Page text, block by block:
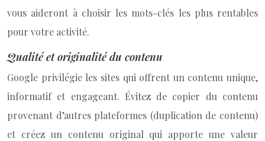
vous aideront à choisir les mots-clés les plus rentables
pour votre activité.
Qualité et originalité du contenu
Google privilégie les sites qui offrent un contenu unique,
informatif et engageant. Évitez de copier du contenu
provenant d’autres plateformes (duplication de contenu)
et créez un contenu original qui apporte une valeur